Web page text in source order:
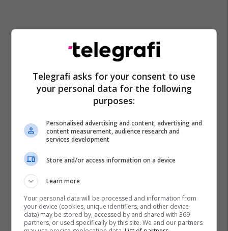
Telegrafi asks for your consent to use
your personal data for the following
purposes:
Personalised advertising and content, advertising and
content measurement, audience research and
services development
Store and/or access information on a device
Learn more
Your personal data will be processed and information from
your device (cookies, unique identifiers, and other device
data) may be stored by, accessed by and shared with 369
partners, or used specifically by this site. We and our partners